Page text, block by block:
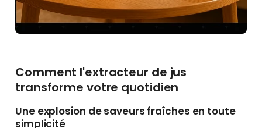
Comment l'extracteur de jus
transforme votre quotidien
Une explosion de saveurs fraîches en toute
simplicité